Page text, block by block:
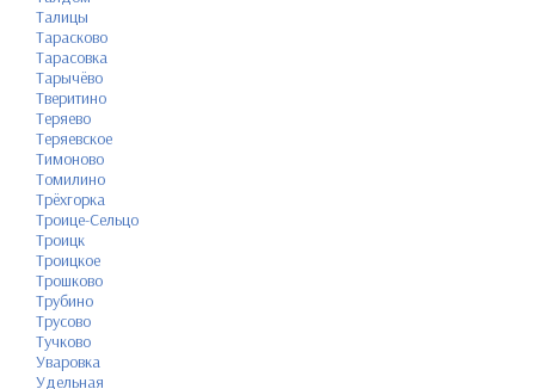
Талицы
Тарасково
Тарасовка
Тарычёво
Тверитино
Теряево
Теряевское
Тимоново
Томилино
Трёхгорка
Троице-Сельцо
Троицк
Троицкое
Трошково
Трубино
Трусово
Тучково
Уваровка
Удельная